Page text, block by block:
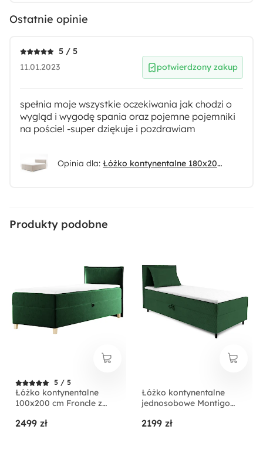
Ostatnie opinie
5 / 5
11.01.2023
potwierdzony zakup
spełnia moje wszystkie oczekiwania jak chodzi o
wygląd i wygodę spania oraz pojemne pojemniki
na pościel -super dziękuje i pozdrawiam
Opinia dla: Łóżko kontynentalne 180x200 cm Froncle z pojemnikami i topperem beżowe
Produkty podobne
5 / 5
Łóżko kontynentalne
100x200 cm Froncle z
jednoosobowe zielone
2499 zł
Łóżko kontynentalne
jednosobowe Montigo
pojemnikiem, topperem i
2199 zł